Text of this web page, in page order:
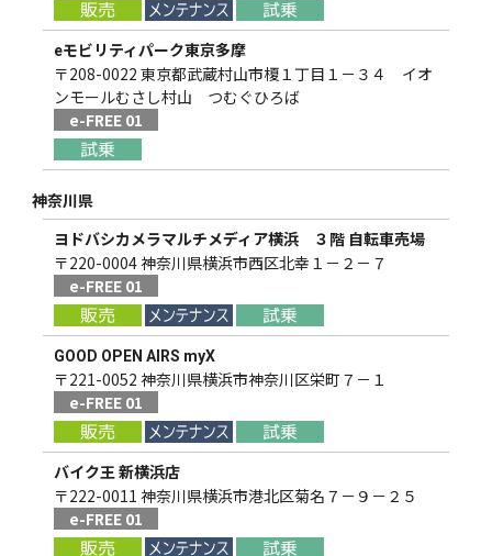
eモビリティパーク東京多摩
〒208-0022 東京都武蔵村山市榎１丁目１－３４ イオ
ンモールむさし村山 つむぐひろば
e-FREE 01
神奈川県
ヨドバシカメラマルチメディア横浜 ３階 自転車売場
〒220-0004 神奈川県横浜市西区北幸１－２－７
e-FREE 01
GOOD OPEN AIRS myX
〒221-0052 神奈川県横浜市神奈川区栄町７－１
e-FREE 01
バイク王 新横浜店
〒222-0011 神奈川県横浜市港北区菊名７－９－２５
e-FREE 01